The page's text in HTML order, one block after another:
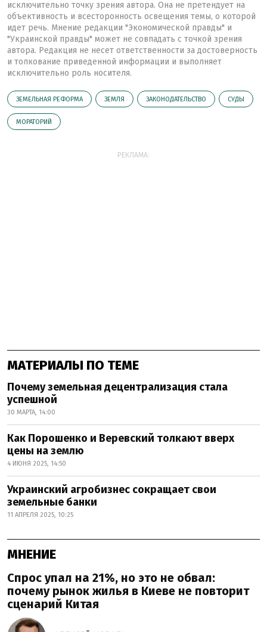
исключительно точку зрения автора. Она не претендует на
объективность и всесторонность освещения темы, о которой
идет речь. Мнение редакции "Экономической правды" и
"Украинской правды" может не совпадать с точкой зрения
автора. Редакция не несет ответственности за достоверность
и толкование приведенной информации и выполняет
исключительно роль носителя.
ЗЕМЕЛЬНАЯ РЕФОРМА ЗЕМЛЯ ЗАКОНОДАТЕЛЬСТВО СУДЫ
МОРАТОРИЙ
РЕКЛАМА:
МАТЕРИАЛЫ ПО ТЕМЕ
Почему земельная децентрализация стала
успешной
30 МАРТА, 14:00
Как Порошенко и Веревский толкают вверх
цены на землю
4 ИЮНЯ 2025, 14:50
Украинский агробизнес сокращает свои
земельные банки
11 АПРЕЛЯ 2025, 10:25
МНЕНИЕ
Спрос упал на 21%, но это не обвал:
почему рынок жилья в Киеве не повторит
сценарий Китая